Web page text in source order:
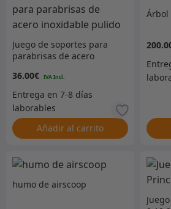
Juego de soportes para
parabrisas de acero
36.00€
Añadir al carrito
Árbol
humo de airscoop